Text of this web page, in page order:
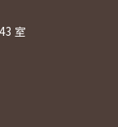
室